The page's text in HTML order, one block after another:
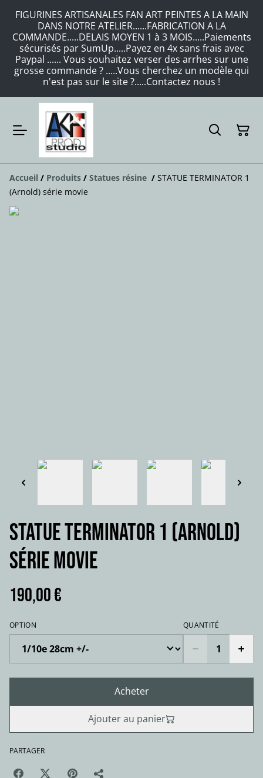
FIGURINES ARTISANALES FAN ART PEINTES A LA MAIN
DANS NOTRE ATELIER......FABRICATION A LA
COMMANDE.....DELAIS MOYEN 1 à 3 MOIS.....Paiements
sécurisés par SumUp.....Payez en 4x sans frais avec
Paypal ...... Vous souhaitez verser des arrhes sur une
grosse commande ? .....Vous cherchez un modèle qui
n'est pas sur le site ?.....Contactez nous !
Accueil / Produits / Statues résine / STATUE TERMINATOR 1
(Arnold) série movie
STATUE TERMINATOR 1 (Arnold)
série movie
190,00 €
OPTION QUANTITÉ
Acheter
Ajouter au panier
PARTAGER